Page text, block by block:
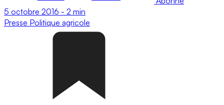
5 octobre 2016 - 2 min
Presse Politique agricole